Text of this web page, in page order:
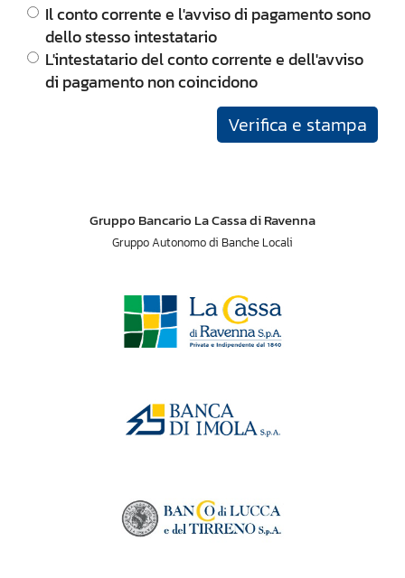
Il conto corrente e l'avviso di pagamento sono
dello stesso intestatario
L'intestatario del conto corrente e dell'avviso
di pagamento non coincidono
Verifica e stampa
Gruppo Bancario La Cassa di Ravenna
Gruppo Autonomo di Banche Locali